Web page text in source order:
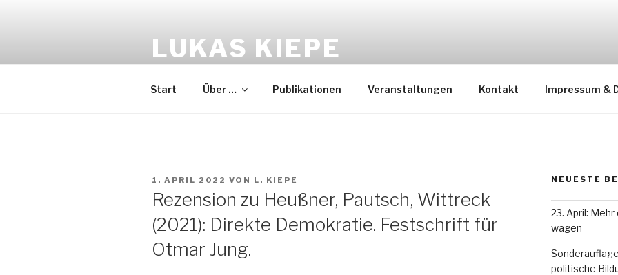
LUKAS KIEPE
Start Über … Publikationen Veranstaltungen Kontakt Impressum &
VERÖFFENTLICHT
1. APRIL 2022 VON L. KIEPE
Rezension zu Heußner, Pautsch, Wittreck
(2021): Direkte Demokratie. Festschrift für
Otmar Jung.
NEUESTE
23. April:
wagen
politische